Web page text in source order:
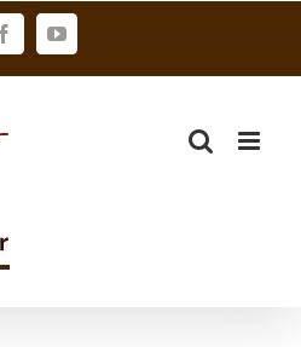
FacebookYouTube